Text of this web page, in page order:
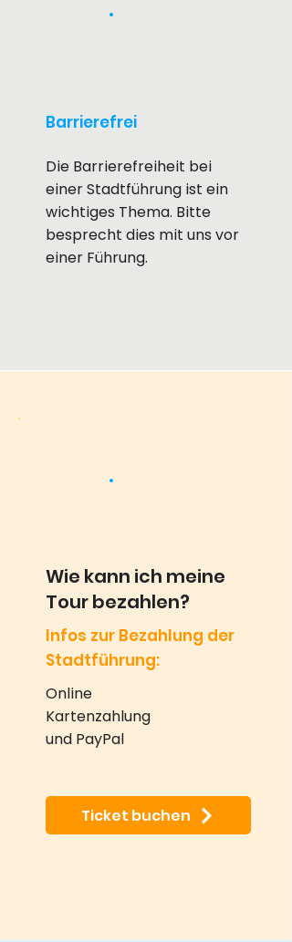
Barrierefrei
Die Barrierefreiheit bei
einer Stadtführung ist ein
wichtiges Thema. Bitte
besprecht dies mit uns vor
einer Führung.
Wie kann ich meine
Tour bezahlen?
Infos zur Bezahlung der
Stadtführung:
Online
Kartenzahlung
und PayPal
Ticket buchen